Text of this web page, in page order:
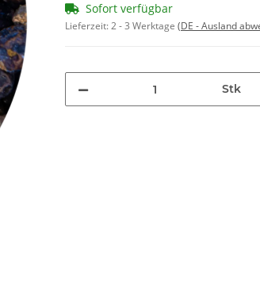
Sofort verfügbar
Lieferzeit:2 - 3 Werktage (DE - Ausland
Stk